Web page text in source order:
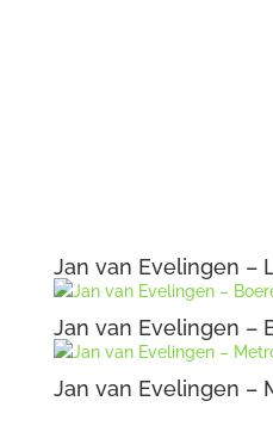
Jan van Evelingen –
Jan van Evelingen –
Jan van Evelingen –